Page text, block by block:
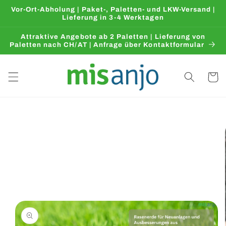
zum
Vor-Ort-Abholung | Paket-, Paletten- und LKW-Versand |
Lieferung in 3-4 Werktagen
Attraktive Angebote ab 2 Paletten | Lieferung von
Paletten nach CH/AT | Anfrage über Kontaktformular